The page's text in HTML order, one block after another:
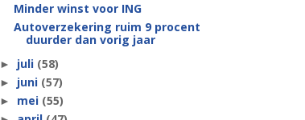
Minder winst voor ING
Autoverzekering ruim 9 procent
duurder dan vorig jaar
► juli (58)
► juni (57)
► mei (55)